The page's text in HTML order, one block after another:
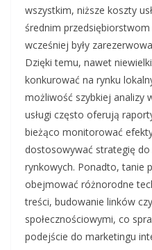
wszystkim, niższe koszty
średnim
wcześniej były
Dzięki temu, nawet
konkurować na rynku
możliwość szybkiej analizy
usługi często oferują
bieżąco monitorować
dostosowywać strategię
rynkowych. Ponadto, tanie
obejmować różnorodne
treści, budowanie linków
społecznościowymi, co
podejście do marketingu